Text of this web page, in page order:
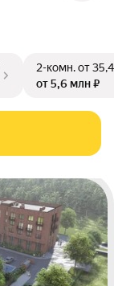
2-комн.от
от 5,6 млн ₽